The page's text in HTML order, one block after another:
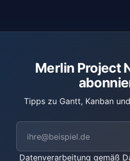
Merlin Project
Tipps zu Gantt, Kanban
Datenverarbeitung gemäß